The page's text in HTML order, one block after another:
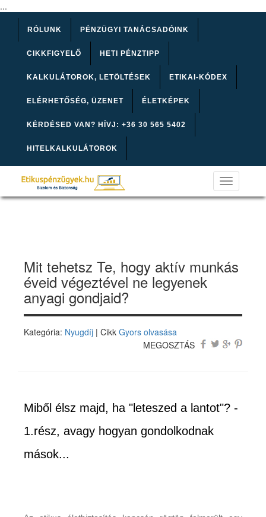
...
RÓLUNK PÉNZÜGYI TANÁCSADÓINK
CIKKFIGYELŐ HETI PÉNZTIPP
KALKULÁTOROK, LETÖLTÉSEK ETIKAI-KÓDEX
ELÉRHETŐSÉG, ÜZENET ÉLETKÉPEK
KÉRDÉSED VAN? HÍVJ: +36 30 565 5402
HITELKALKULÁTOROK
Toggle
navigation
Mit tehetsz Te, hogy aktív munkás
éveid végeztével ne legyenek
anyagi gondjaid?
Kategória: Nyugdíj | Cikk Gyors olvasása
MEGOSZTÁS
Miből élsz majd, ha "leteszed a lantot"? -
1.rész, avagy hogyan gondolkodnak
mások...